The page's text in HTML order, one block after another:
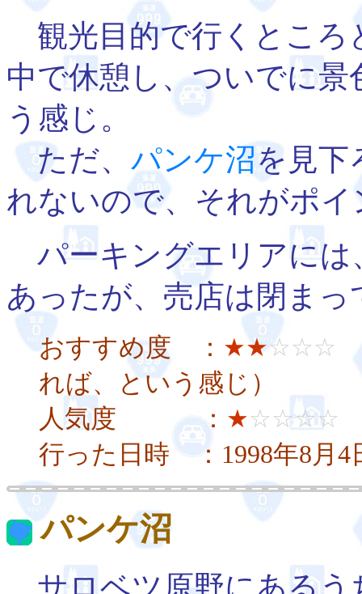
観光目的で行くところ
中で休憩し、ついでに
う感じ。
ただ、 パンケ沼を見下
れないので、それがポ
パーキングエリアには
あったが、売店は閉まっ
おすすめ度 ： ★★☆☆☆
れば、という感じ）
人気度 ： ★☆☆☆☆
行った日時 ：1998年8月
パンケ沼
サロベツ原野にあるう